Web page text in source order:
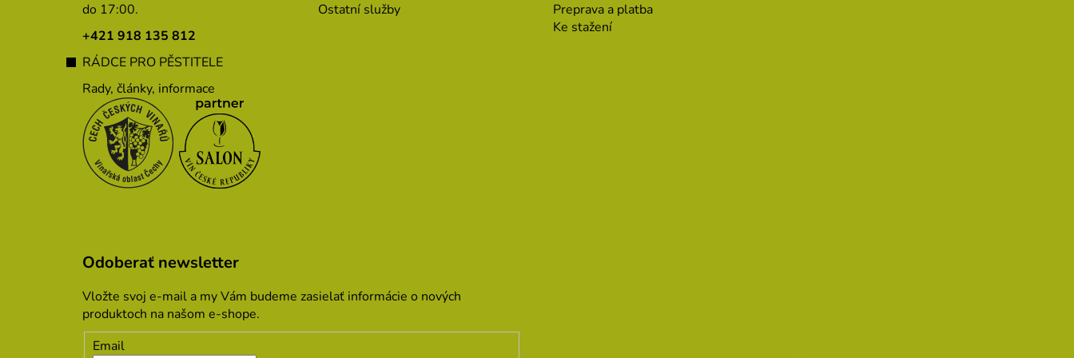
do 17:00.
+421 918 135 812
RÁDCE PRO PĚSTITELE
Rady, články, informace
Ostatní služby
Preprava a platba
Ke stažení
Odoberať newsletter
Vložte svoj e-mail a my Vám budeme zasielať informácie o nových
produktoch na našom e-shope.
Email